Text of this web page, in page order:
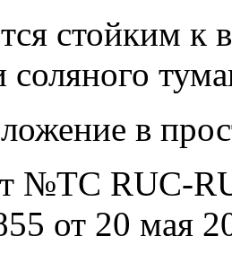
стойким к
в
№ТС RUC-
от 20 мая